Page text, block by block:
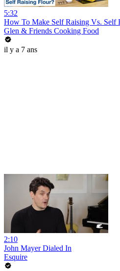
5:32
How To Make Self Raising Vs. Self
Glen & Friends Cooking Food
il y a 7 ans
2:10
John Mayer Dialed In
Esquire